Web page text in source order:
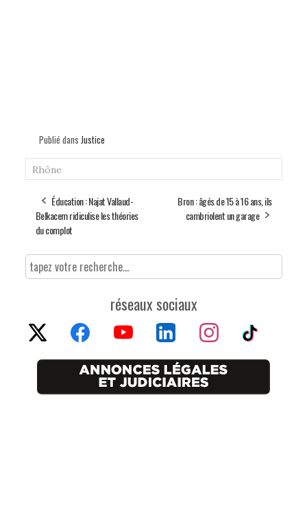
Publié dans Justice
Rhône
Éducation : Najat Vallaud-
Belkacem ridiculise les théories
du complot
Bron : âgés de 15 à 16 ans, ils
cambriolent un garage
réseaux sociaux